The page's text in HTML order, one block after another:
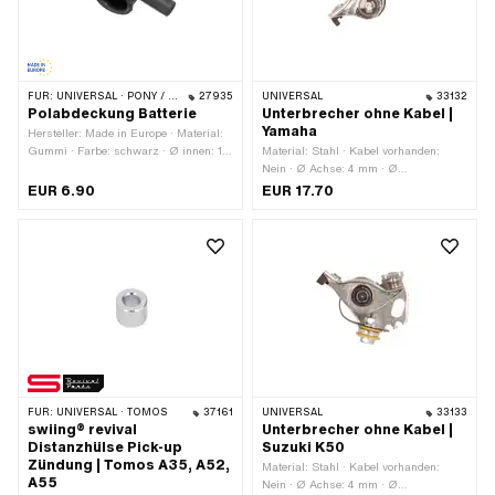
FÜR: UNIVERSAL · PONY / CILO (BETA 521 & 512) · TOMOS 27935
Polabdeckung Batterie
Hersteller: Made in Europe · Material:
Gummi · Farbe: schwarz · Ø innen: 16
mm · Tomos OEM-Nr.: 230886
EUR 6.90
UNIVERSAL 33132
Unterbrecher ohne Kabel |
Yamaha
Material: Stahl · Kabel vorhanden:
Nein · Ø Achse: 4 mm · Ø
Befestigungsloch: 4.5 mm · Anzahl
EUR 17.70
FÜR: UNIVERSAL · TOMOS 37161
swiing® revival
Distanzhülse Pick-up
Zündung | Tomos A35, A52,
A55
UNIVERSAL 33133
Unterbrecher ohne Kabel |
Suzuki K50
Material: Stahl · Kabel vorhanden:
Nein · Ø Achse: 4 mm · Ø